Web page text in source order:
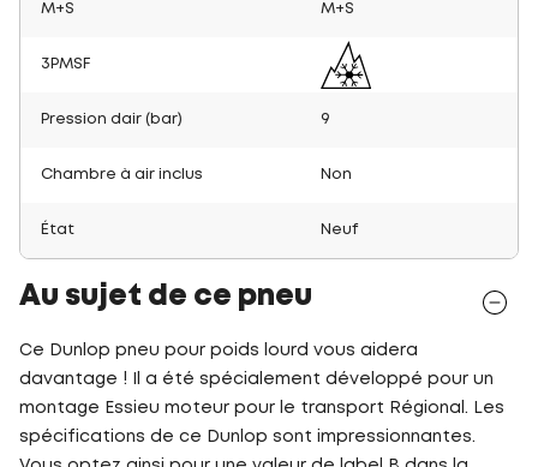
M+S M+S
3PMSF
Pression dair (bar) 9
Chambre à air inclus Non
État Neuf
Au sujet de ce pneu
Ce Dunlop pneu pour poids lourd vous aidera
davantage ! Il a été spécialement développé pour un
montage Essieu moteur pour le transport Régional. Les
spécifications de ce Dunlop sont impressionnantes.